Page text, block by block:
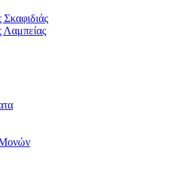
Λαμπείας
Μονών